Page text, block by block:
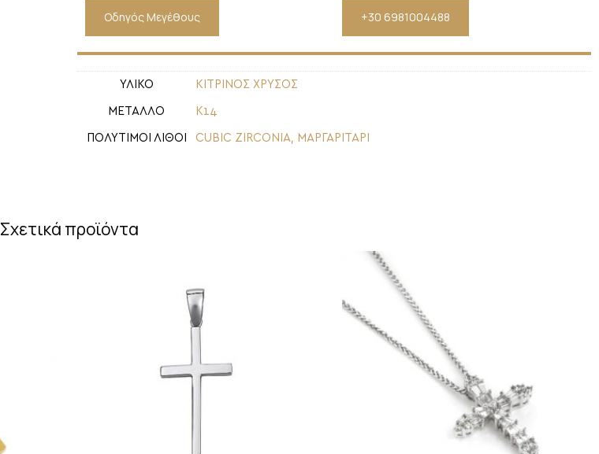
Οδηγός Μεγέθους +30 6981004488
ΥΛΙΚΟ ΚΙΤΡΙΝΟΣ ΧΡΥΣΟΣ
ΜΕΤΑΛΛΟ Κ14
ΠΟΛΥΤΙΜΟΙ ΛΙΘΟΙ CUBIC ZIRCONIA, ΜΑΡΓΑΡΙΤΑΡΙ
Σχετικά προϊόντα